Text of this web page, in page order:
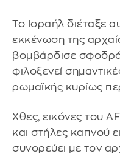
Το Ισραήλ διέταξε
εκκένωση της
βομβάρδισε
φιλοξενεί
ρωμαϊκής κυρίως
Χθες, εικόνες του
και στήλες καπνού
συνορεύει με τον